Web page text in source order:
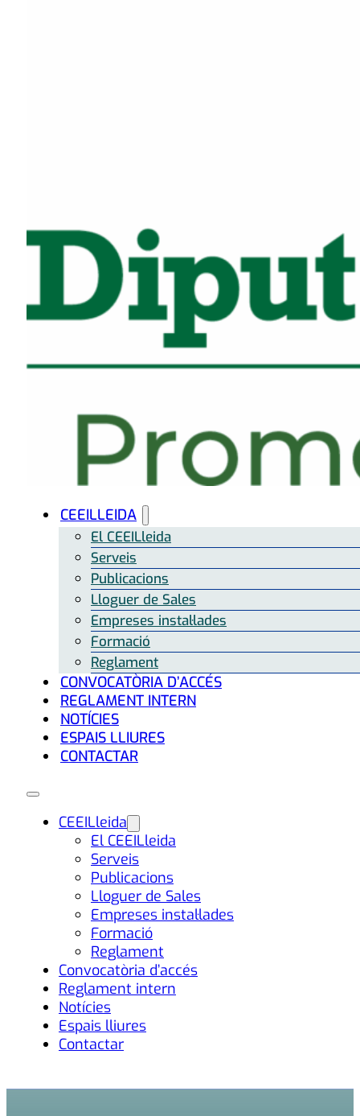
CEEILLEIDA
El CEEILleida
Serveis
Publicacions
Lloguer de Sales
Empreses instal·lades
Formació
Reglament
CONVOCATÒRIA D’ACCÉS
REGLAMENT INTERN
NOTÍCIES
ESPAIS LLIURES
CONTACTAR
CEEILleida
El CEEILleida
Serveis
Publicacions
Lloguer de Sales
Empreses instal·lades
Formació
Reglament
Convocatòria d’accés
Reglament intern
Notícies
Espais lliures
Contactar